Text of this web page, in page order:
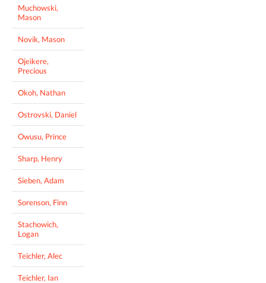
Muchowski,
Mason
Novik, Mason
Ojeikere,
Precious
Okoh, Nathan
Ostrovski, Daniel
Owusu, Prince
Sharp, Henry
Sieben, Adam
Sorenson, Finn
Stachowich,
Logan
Teichler, Alec
Teichler, Ian